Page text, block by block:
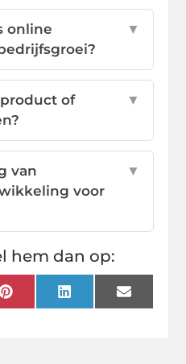
online
▼
of
▼
van
voor
▼
hem dan op:
PinterestLinkedInEmail